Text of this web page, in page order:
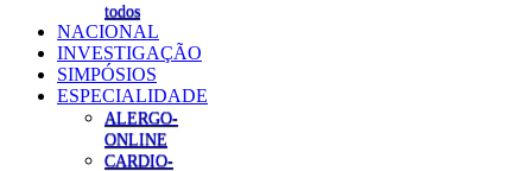
todos
NACIONAL
INVESTIGAÇÃO
SIMPÓSIOS
ESPECIALIDADE
ALERGO-
ONLINE
CARDIO-